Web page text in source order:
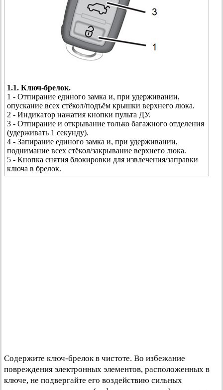
1.1. Ключ-брелок.
1 - Отпирание единого замка и, при удерживании,
опускание всех стёкол/подъём крышки верхнего люка.
2 - Индикатор нажатия кнопки пульта ДУ.
3 - Отпирание и открывание только багажного отделения
(удерживать 1 секунду).
4 - Запирание единого замка и, при удерживании,
поднимание всех стёкол/закрывание верхнего люка.
5 - Кнопка снятия блокировки для извлечения/заправки
ключа в брелок.
Содержите ключ-брелок в чистоте. Во избежание
повреждения электронных элементов, расположенных в
ключе, не подвергайте его воздействию сильных